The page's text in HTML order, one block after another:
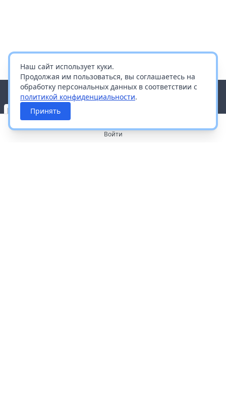
Наш сайт использует куки.
Продолжая им пользоваться, вы соглашаетесь на
обработку персональных данных в соответствии с
политикой конфиденциальности.
Принять
Войти